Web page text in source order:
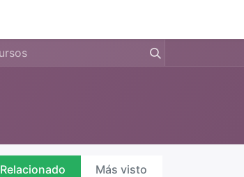
Relacionado Más visto